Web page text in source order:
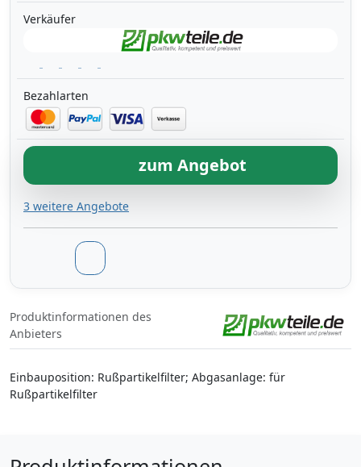
Verkäufer
Bezahlarten
zum Angebot
3 weitere Angebote
Produktinformationen des
Anbieters
Einbauposition: Rußpartikelfilter; Abgasanlage: für
Rußpartikelfilter